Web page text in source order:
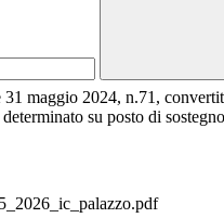
maggio 2024, n.71,
su posto di